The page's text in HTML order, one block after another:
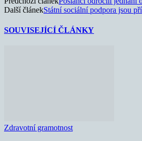
Další článekStátní sociální podpora jsou
SOUVISEJÍCÍ ČLÁNKY
Zdravotní gramotnost